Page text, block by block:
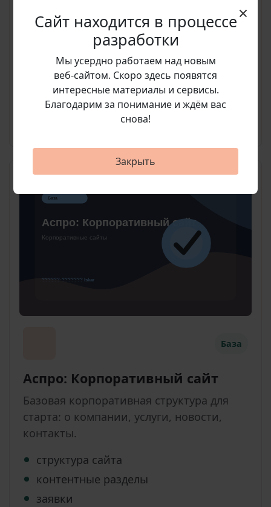
быстрый запуск
карточки услуг
форма заявки
от 31 920 руб.
39 900 руб.
База
Аспро: Корпоративный сайт
Базовая корпоративная структура для
старта: о компании, услуги, новости,
контакты.
структура сайта
контентные разделы
заявки
×
Сайт находится в процессе
разработки
Мы усердно работаем над новым
веб‑сайтом. Скоро здесь появятся
интересные материалы и сервисы.
Благодарим за понимание и ждём вас
снова!
Закрыть